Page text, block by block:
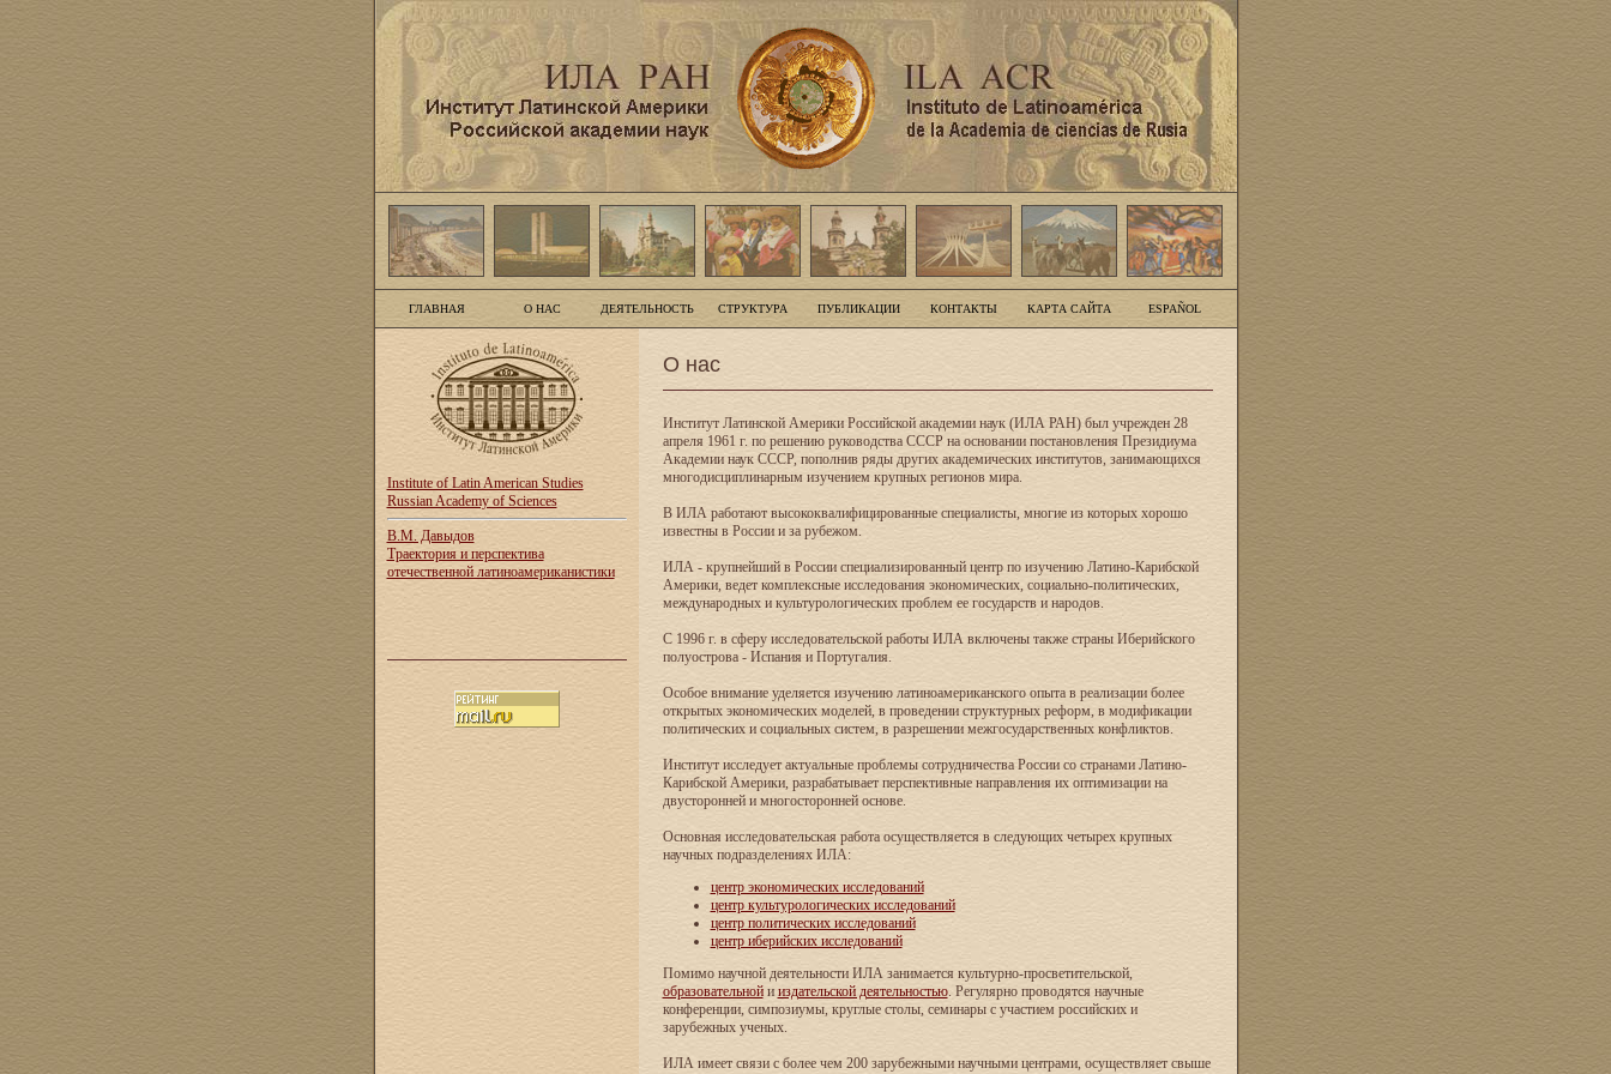
ГЛАВНАЯ О НАС ДЕЯТЕЛЬНОСТЬ СТРУКТУРА ПУБЛИКАЦИИ КОНТАКТЫ КАРТА САЙТА ESPAÑOL
Institute of Latin American Studies
Russian Academy of Sciences
В.М. Давыдов
Траектория и перспектива
отечественной латиноамериканистики
О нас
Институт Латинской Америки Российской академии наук (ИЛА РАН) был учрежден 28
апреля 1961 г. по решению руководства СССР на основании постановления Президиума
Академии наук СССР, пополнив ряды других академических институтов, занимающихся
многодисциплинарным изучением крупных регионов мира.
В ИЛА работают высококвалифицированные специалисты, многие из которых хорошо
известны в России и за рубежом.
ИЛА - крупнейший в России специализированный центр по изучению Латино-Карибской
Америки, ведет комплексные исследования экономических, социально-политических,
международных и культурологических проблем ее государств и народов.
С 1996 г. в сферу исследовательской работы ИЛА включены также страны Иберийского
полуострова - Испания и Португалия.
Особое внимание уделяется изучению латиноамериканского опыта в реализации более
открытых экономических моделей, в проведении структурных реформ, в модификации
политических и социальных систем, в разрешении межгосударственных конфликтов.
Институт исследует актуальные проблемы сотрудничества России со странами Латино-
Карибской Америки, разрабатывает перспективные направления их оптимизации на
двусторонней и многосторонней основе.
Основная исследовательская работа осуществляется в следующих четырех крупных
научных подразделениях ИЛА:
центр экономических исследований
центр культурологических исследований
центр политических исследований
центр иберийских исследований
Помимо научной деятельности ИЛА занимается культурно-просветительской,
образовательнойи издательской деятельностью. Регулярно проводятся научные
конференции, симпозиумы, круглые столы, семинары с участием российских и
зарубежных ученых.
ИЛА имеет связи с более чем 200 зарубежными научными центрами, осуществляет свыше